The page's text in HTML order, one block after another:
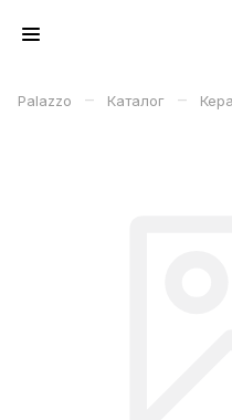
Palazzo – Каталог –